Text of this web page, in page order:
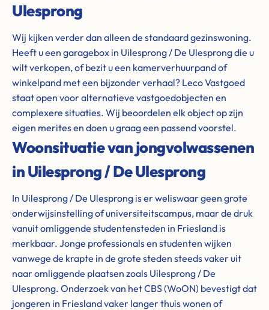
Ulesprong
Wij kijken verder dan alleen de standaard gezinswoning.
Heeft u een garagebox in Uilesprong / De Ulesprong die u
wilt verkopen, of bezit u een kamerverhuurpand of
winkelpand met een bijzonder verhaal? Leco Vastgoed
staat open voor alternatieve vastgoedobjecten en
complexere situaties. Wij beoordelen elk object op zijn
eigen merites en doen u graag een passend voorstel.
Woonsituatie van jongvolwassenen
in Uilesprong / De Ulesprong
In Uilesprong / De Ulesprong is er weliswaar geen grote
onderwijsinstelling of universiteitscampus, maar de druk
vanuit omliggende studentensteden in Friesland is
merkbaar. Jonge professionals en studenten wijken
vanwege de krapte in de grote steden steeds vaker uit
naar omliggende plaatsen zoals Uilesprong / De
Ulesprong. Onderzoek van het CBS (WoON) bevestigt dat
jongeren in Friesland vaker langer thuis wonen of